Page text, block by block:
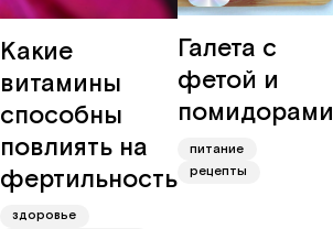
Какие
витамины
способны
повлиять на
фертильность
здоровье
Галета с
фетой и
помидорами
питание
рецепты